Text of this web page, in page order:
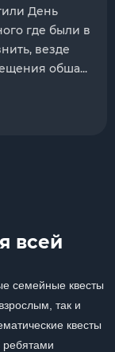
День
где были в
везде
обша...
всей
семейные квесты
так и
квесты
ребятами